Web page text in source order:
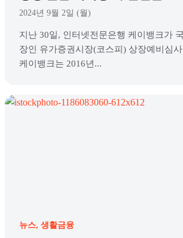
2024년 9월 2일 (월)
지난 30일, 인터넷전문은행 케이뱅크가
장인 유가증권시장(코스피) 상장예비심
케이뱅크는 2016년...
뉴스 생활금융